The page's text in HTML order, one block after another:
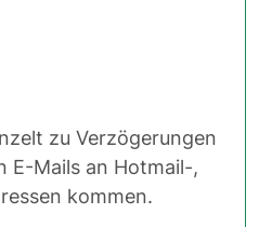
zu Verzögerungen
E-Mails an Hotmail-,
kommen.